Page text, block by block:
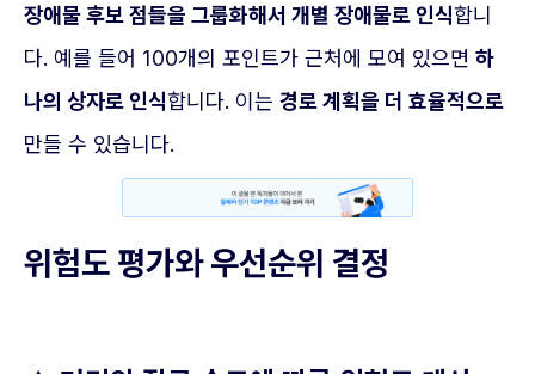
장애물 후보 점들을 그룹화해서 개별 장애물로 인식합니
다. 예를 들어 100개의 포인트가 근처에 모여 있으면 하
나의 상자로 인식합니다. 이는 경로 계획을 더 효율적으로
만들 수 있습니다.
위험도 평가와 우선순위 결정